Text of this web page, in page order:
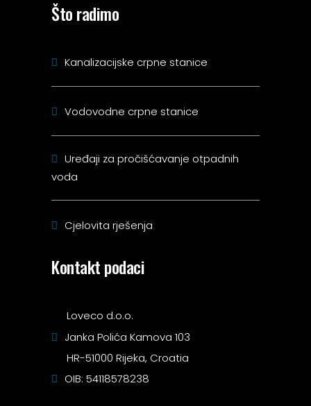
Što radimo
Kanalizacijske crpne stanice
Vodovodne crpne stanice
Uređaji za pročišćavanje otpadnih
voda
Cjelovita rješenja
Kontakt podaci
Loveco d.o.o.
Janka Polića Kamova 103
HR-51000 Rijeka, Croatia
OIB: 54118578238